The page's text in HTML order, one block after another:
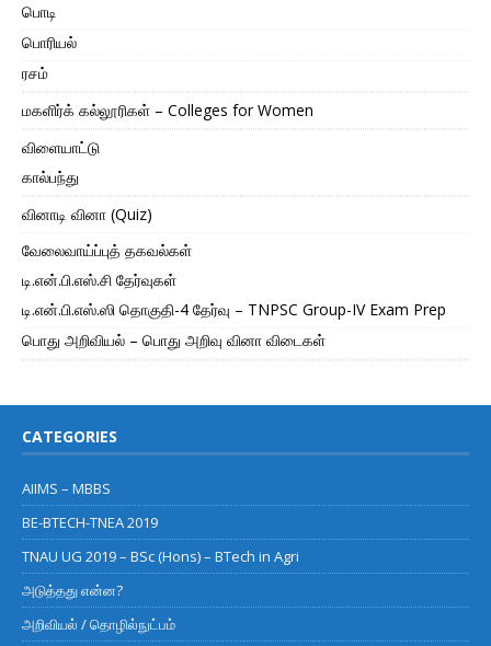
பொடி
பொரியல்
ரசம்
மகளிர்க் கல்லூரிகள் – Colleges for Women
விளையாட்டு
கால்பந்து
வினாடி வினா (Quiz)
வேலைவாய்ப்புத் தகவல்கள்
டி.என்.பி.எஸ்.சி தேர்வுகள்
டி.என்.பி.எஸ்.ஸி தொகுதி-4 தேர்வு – TNPSC Group-IV Exam Prep
பொது அறிவியல் – பொது அறிவு வினா விடைகள்
CATEGORIES
AIIMS – MBBS
BE-BTECH-TNEA 2019
TNAU UG 2019 – BSc (Hons) – BTech in Agri
அடுத்தது என்ன?
அறிவியல் / தொழில்நுட்பம்